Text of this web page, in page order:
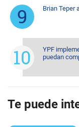
Brian Teper
YPF
puedan
Te puede